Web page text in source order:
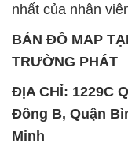
nhất của nhân
BẢN ĐỒ MAP
TRƯỜNG PHÁT
ĐỊA CHỈ: 1229C
Đông B, Quận
Minh